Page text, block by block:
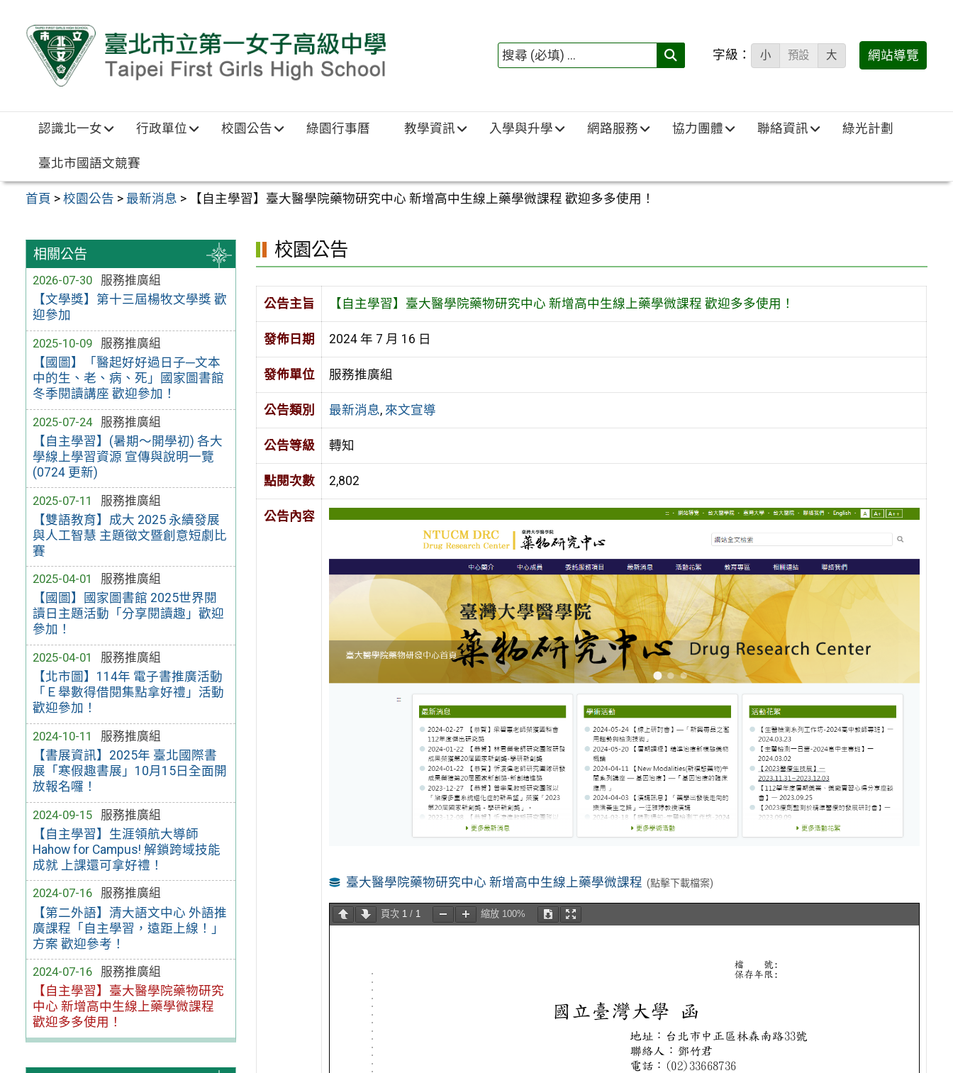
搜
填)：
字級： 小 預設 大 網站導覽
認識北一女 行政單位 校園公告 綠園行事曆 教學資訊 入學與升學 網路服務 協力團體 聯絡資訊 綠光計劃
臺北市國語文競賽
首頁 >校園公告 > 最新消息 > 【自主學習】臺大醫學院藥物研究中心 新增高中生線上藥學微課程 歡迎多多使用！
相關公告
2026-07-30
服務推廣組
【文學獎】第十三屆楊牧文學獎 歡
迎參加
2025-10-09
服務推廣組
【國圖】「醫起好好過日子─文本
中的生、老、病、死」國家圖書館
冬季閱讀講座 歡迎參加！
2025-07-24
服務推廣組
【自主學習】(暑期～開學初) 各大
學線上學習資源 宣傳與說明一覽
(0724 更新)
2025-07-11
服務推廣組
【雙語教育】成大 2025 永續發展
與人工智慧 主題徵文暨創意短劇比
賽
2025-04-01
服務推廣組
【國圖】國家圖書館 2025世界閱
讀日主題活動「分享閱讀趣」歡迎
參加！
2025-04-01
服務推廣組
【北市圖】114年 電子書推廣活動
「Ｅ舉數得借閱集點拿好禮」活動
歡迎參加！
2024-10-11
服務推廣組
【書展資訊】2025年 臺北國際書
展「寒假趣書展」10月15日全面開
放報名囉！
2024-09-15
服務推廣組
【自主學習】生涯領航大導師
Hahow for Campus! 解鎖跨域技能
成就 上課還可拿好禮！
2024-07-16
服務推廣組
【第二外語】清大語文中心 外語推
廣課程「自主學習，遠距上線！」
方案 歡迎參考！
2024-07-16
服務推廣組
【自主學習】臺大醫學院藥物研究
中心 新增高中生線上藥學微課程
歡迎多多使用！
校園公告
公告主旨 【自主學習】臺大醫學院藥物研究中心 新增高中生線上藥學微課程 歡迎多多使用！
發佈日期 2024 年 7 月 16 日
發佈單位 服務推廣組
公告類別 最新消息, 來文宣導
公告等級 轉知
點閱次數 2,802
公告內容
臺大醫學院藥物研究中心 新增高中生線上藥學微課程 (點擊下載檔案)
頁次 1 / 1 縮放 100%